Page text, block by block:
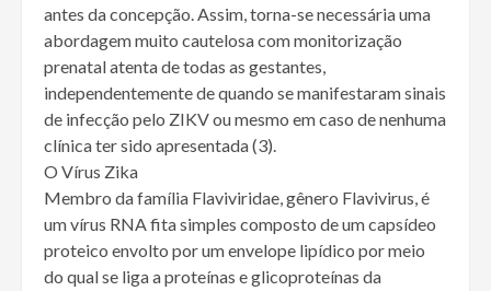
antes da concepção. Assim, torna-se necessária uma
abordagem muito cautelosa com monitorização
prenatal atenta de todas as gestantes,
independentemente de quando se manifestaram sinais
de infecção pelo ZIKV ou mesmo em caso de nenhuma
clínica ter sido apresentada (3).
O Vírus Zika
Membro da família Flaviviridae, gênero Flavivirus, é
um vírus RNA fita simples composto de um capsídeo
proteico envolto por um envelope lipídico por meio
do qual se liga a proteínas e glicoproteínas da